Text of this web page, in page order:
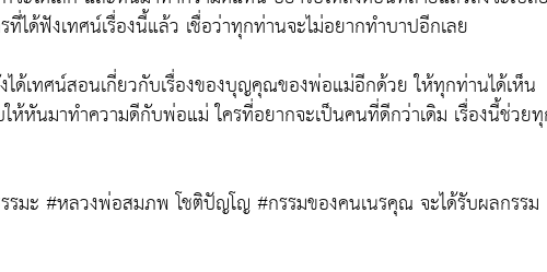
ได้ฟังเทศน์เรื่องนี้แล้ว เชื่อว่าทุกท่านจะไม่อยากทำบาปอีกเลย
ด้เทศน์สอนเกี่ยวกับเรื่องของบุญคุณของพ่อแม่อีกด้วย ให้ทุกท่านได้เห็น
ห้หันมาทำความดีกับพ่อแม่ ใครที่อยากจะเป็นคนที่ดีกว่าเดิม เรื่องนี้ช่วย
มะ #หลวงพ่อสมภพ โชติปัญโญ #กรรมของคนเนรคุณ จะได้รับผลกรรม